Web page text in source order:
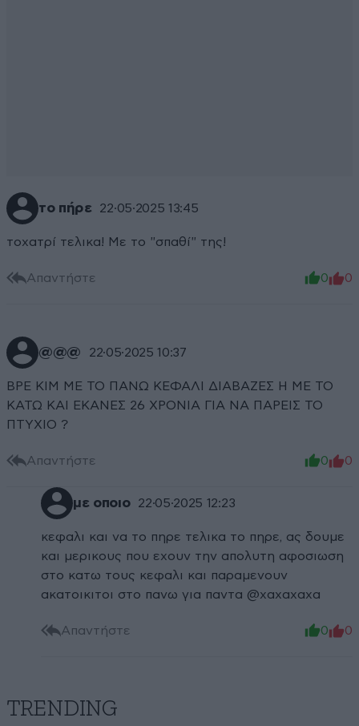
το πήρε 22·05·2025 13:45
τοχατρί τελικα! Με το "σπαθί" της!
Απαντήστε 0 0
@@@ 22·05·2025 10:37
ΒΡΕ ΚΙΜ ΜΕ ΤΟ ΠΑΝΩ ΚΕΦΑΛΙ ΔΙΑΒΑΖΕΣ Η ΜΕ ΤΟ
ΚΑΤΩ ΚΑΙ ΕΚΑΝΕΣ 26 ΧΡΟΝΙΑ ΓΙΑ ΝΑ ΠΑΡΕΙΣ ΤΟ
ΠΤΥΧΙΟ ?
Απαντήστε 0 0
με οποιο 22·05·2025 12:23
κεφαλι και να το πηρε τελικα το πηρε, ας δουμε
και μερικους που εχουν την απολυτη αφοσιωση
στο κατω τους κεφαλι και παραμενουν
ακατοικιτοι στο πανω για παντα @χαχαχαχα
Απαντήστε 0 0
TRENDING